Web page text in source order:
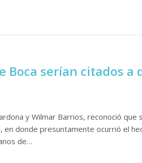
serían citados a
y Wilmar Barrios, reconoció que
donde presuntamente ocurrió el
de…